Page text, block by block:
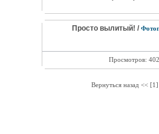
Просто вылитый! /
Просмотров:
Вернуться назад <<